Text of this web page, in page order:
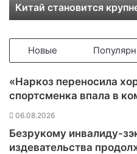
в
к
р
н
е
Китай становится
Новые
«Наркоз переносила
спортсменка впала в
06.08.2026
Безрукому инвалиду-
издевательства